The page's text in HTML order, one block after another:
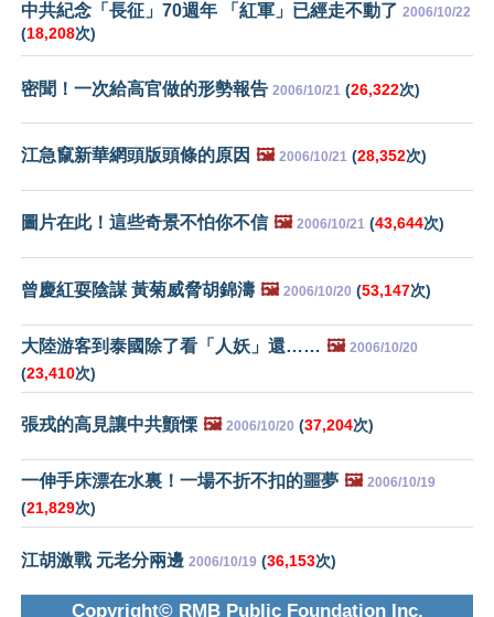
中共紀念「長征」70週年 「紅軍」已經走不動了 2006/10/22
(18,208次)
密聞！一次給高官做的形勢報告 2006/10/21 (26,322次)
江急竄新華網頭版頭條的原因 🖼️ 2006/10/21 (28,352次)
圖片在此！這些奇景不怕你不信 🖼️ 2006/10/21 (43,644次)
曾慶紅耍陰謀 黃菊威脅胡錦濤 🖼️ 2006/10/20 (53,147次)
大陸游客到泰國除了看「人妖」還…… 🖼️ 2006/10/20
(23,410次)
張戎的高見讓中共顫慄 🖼️ 2006/10/20 (37,204次)
一伸手床漂在水裏！一場不折不扣的噩夢 🖼️ 2006/10/19
(21,829次)
江胡激戰 元老分兩邊 2006/10/19 (36,153次)
Copyright© RMB Public Foundation Inc.